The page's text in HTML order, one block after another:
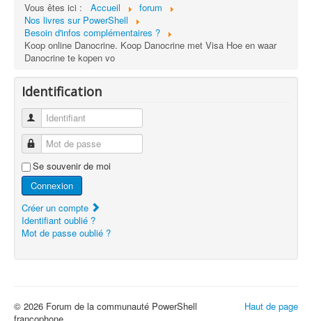
Vous êtes ici :
Accueil
forum
Nos livres sur PowerShell
Besoin d'infos complémentaires ?
Koop online Danocrine. Koop Danocrine met Visa Hoe en waar
Danocrine te kopen vo
Identification
Identifiant
Mot de passe
Se souvenir de moi
Connexion
Créer un compte
Identifiant oublié ?
Mot de passe oublié ?
Haut de page
© 2026 Forum de la communauté PowerShell